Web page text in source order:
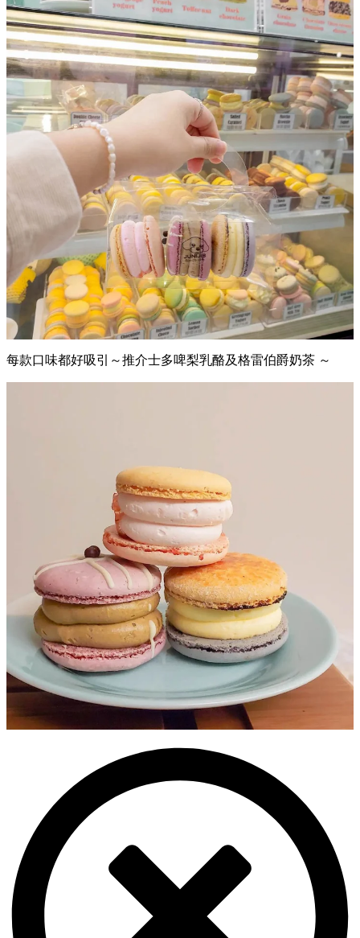
每款口味都好吸引～推介士多啤梨乳酪及格雷伯爵奶茶 ～